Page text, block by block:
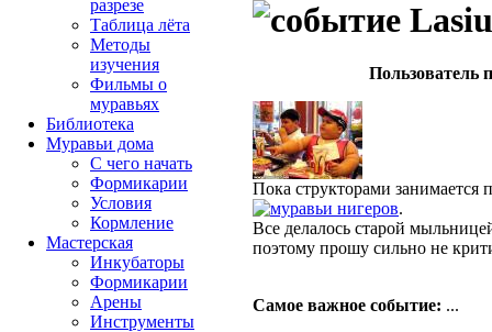
Пользователь
Пока структорами занимается
нигеров.
Все делалось старой
поэтому прошу сильно не
Самое важное событие: ...
разрезе
Таблица лёта
Методы
изучения
Фильмы о
муравьях
Библиотека
Муравьи дома
С чего начать
Формикарии
Условия
Кормление
Мастерская
Инкубаторы
Формикарии
Арены
Инструменты